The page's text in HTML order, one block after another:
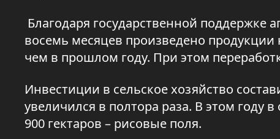
Благодаря государственной поддержке
восемь месяцев произведено
чем в прошлом году. При этом
Инвестиции в сельское хозяйство
увеличился в полтора раза. В этом году
900 гектаров – рисовые поля.